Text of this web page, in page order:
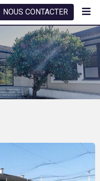
NOUS CONTACTER